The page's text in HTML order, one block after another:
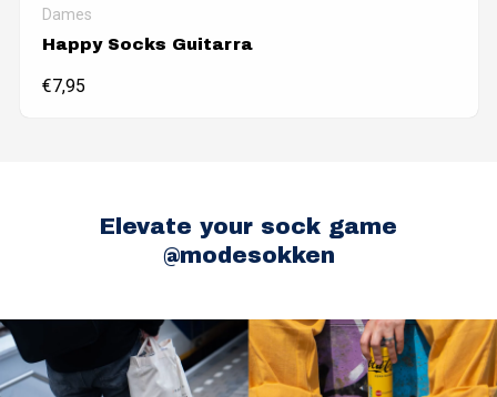
Dames
Happy Socks Guitarra
€7,95
Elevate your sock game
@modesokken